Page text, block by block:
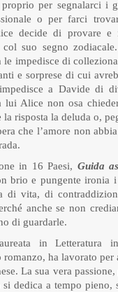
proprio per segnalarci i
o per farci
decide di provare
suo segno zodiacale.
le impedisce di
e sorprese di cui
a Davide di
lui Alice non osa
la risposta la deluda o,
che l’amore non
in 16 Paesi, Guida
brio e pungente ironia i
di vita, di
anche se non
di guardarle.
in Letteratura
romanzo, ha lavorato per
La sua vera passione,
dedica a tempo pieno,